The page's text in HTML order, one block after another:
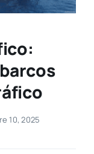
10, 2025